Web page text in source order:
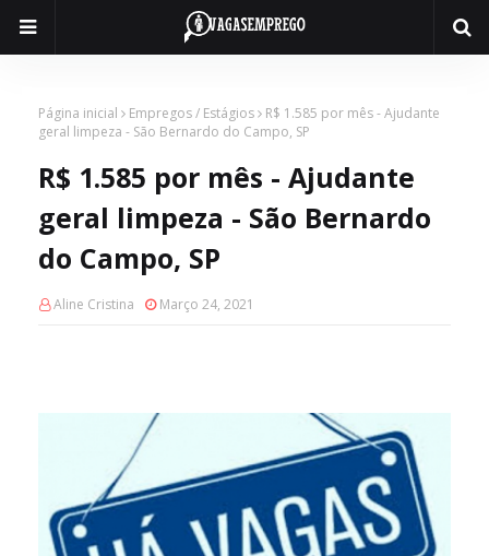
Página inicial Empregos / Estágios
R$ 1.585 por mês - Ajudante
geral limpeza - São Bernardo do Campo, SP
R$ 1.585 por mês - Ajudante
geral limpeza - São Bernardo
do Campo, SP
Aline Cristina Março 24, 2021